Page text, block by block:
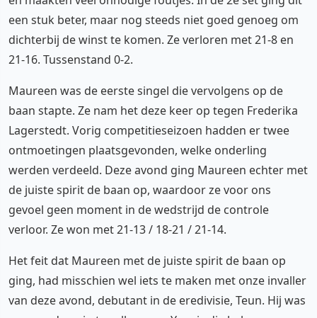
een stuk beter, maar nog steeds niet goed genoeg om
dichterbij de winst te komen. Ze verloren met 21-8 en
21-16. Tussenstand 0-2.
Maureen was de eerste singel die vervolgens op de
baan stapte. Ze nam het deze keer op tegen Frederika
Lagerstedt. Vorig competitieseizoen hadden er twee
ontmoetingen plaatsgevonden, welke onderling
werden verdeeld. Deze avond ging Maureen echter met
de juiste spirit de baan op, waardoor ze voor ons
gevoel geen moment in de wedstrijd de controle
verloor. Ze won met 21-13 / 18-21 / 21-14.
Het feit dat Maureen met de juiste spirit de baan op
ging, had misschien wel iets te maken met onze invaller
van deze avond, debutant in de eredivisie, Teun. Hij was